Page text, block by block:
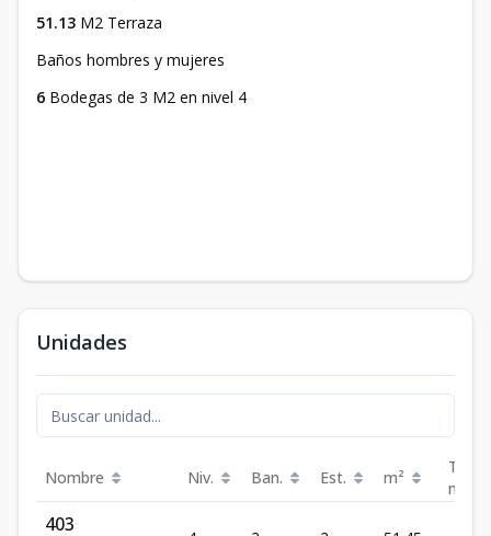
51.13 M2 Terraza
Baños hombres y mujeres
6 Bodegas de 3 M2 en nivel 4
Unidades
Nombre Niv. Ban. Est. m²
m²
403